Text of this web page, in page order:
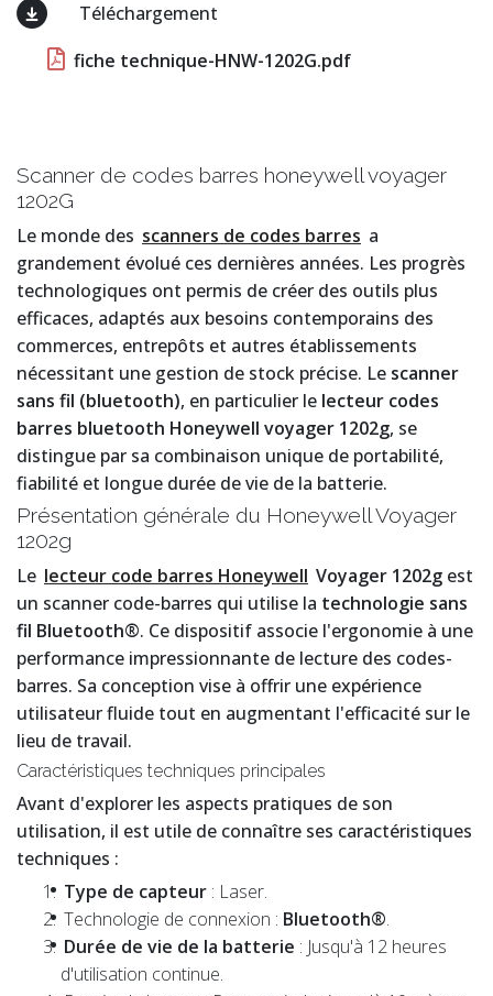
Téléchargement
fiche technique-HNW-1202G.pdf
Scanner de codes barres honeywell voyager
1202G
Le monde des scanners de codes barres a
grandement évolué ces dernières années. Les progrès
technologiques ont permis de créer des outils plus
efficaces, adaptés aux besoins contemporains des
commerces, entrepôts et autres établissements
nécessitant une gestion de stock précise. Le scanner
sans fil (bluetooth), en particulier le lecteur codes
barres bluetooth Honeywell voyager 1202g, se
distingue par sa combinaison unique de portabilité,
fiabilité et longue durée de vie de la batterie.
Présentation générale du Honeywell Voyager
1202g
Le lecteur code barres Honeywell Voyager 1202g est
un scanner code-barres qui utilise la technologie sans
fil Bluetooth®. Ce dispositif associe l'ergonomie à une
performance impressionnante de lecture des codes-
barres. Sa conception vise à offrir une expérience
utilisateur fluide tout en augmentant l'efficacité sur le
lieu de travail.
Caractéristiques techniques principales
Avant d'explorer les aspects pratiques de son
utilisation, il est utile de connaître ses caractéristiques
techniques :
Type de capteur : Laser.
Technologie de connexion : Bluetooth®.
Durée de vie de la batterie : Jusqu'à 12 heures
d'utilisation continue.